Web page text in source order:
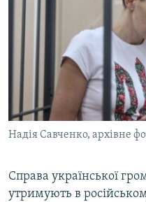
ВСЕ ЗА ДЕНЬ
СПЕЦПРОЕКТИ
ДЕПОРТАЦІЯ
ВІДЕОУРОКИ «ELIFBE»
СВІДЧЕННЯ ОКУПАЦІЇ
УКРАЇНСЬКА ПРОБЛЕМА
ЯК ОБІЙТИ БЛОКУВАННЯ
Русский
Qırımtatar
Надія Савченко, архівне
Справа української
утримують в